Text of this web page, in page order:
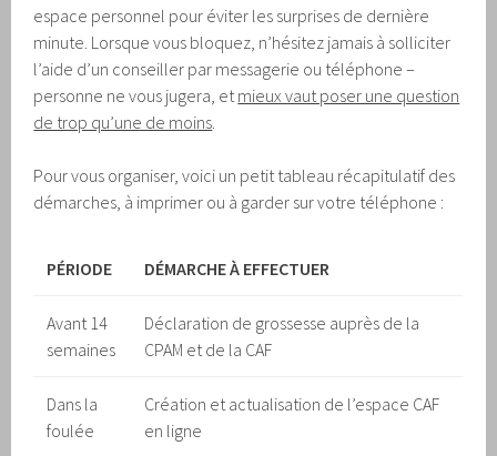
espace personnel pour éviter les surprises de dernière
minute. Lorsque vous bloquez, n’hésitez jamais à solliciter
l’aide d’un conseiller par messagerie ou téléphone –
personne ne vous jugera, et mieux vaut poser une question
de trop qu’une de moins
Pour vous organiser, voici un petit tableau récapitulatif des
démarches, à imprimer ou à garder sur votre téléphone :
PÉRIODE DÉMARCHE À EFFECTUER
Avant 14
semaines
Déclaration de grossesse auprès de la
CPAM et de la CAF
Dans la
foulée
Création et actualisation de l’espace CAF
en ligne